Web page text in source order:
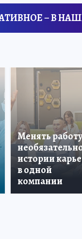
– В
Менять
истории
в одной
компании